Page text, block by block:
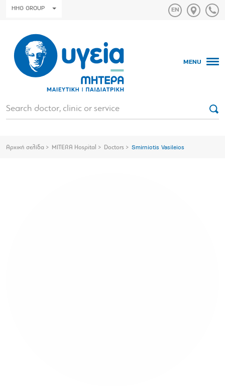
HHG GROUP
MENU
Αρχική σελίδα MITERA Hospital Doctors Smirniotis Vasileios